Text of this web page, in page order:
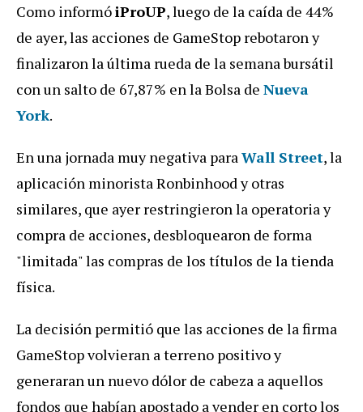
Como informóiProUP, luego de la caída de 44%
de ayer, las acciones de GameStop rebotaron y
finalizaron la última rueda de la semana bursátil
con un salto de 67,87% en la Bolsa de Nueva
York.
En una jornada muy negativa paraWall Street, la
aplicación minorista Ronbinhood y otras
similares, que ayer restringieron la operatoria y
compra de acciones, desbloquearon de forma
"limitada" las compras de los títulos de la tienda
física.
La decisión permitió que las acciones de la firma
GameStop volvieran a terreno positivo y
generaran un nuevo dólor de cabeza a aquellos
fondos que habían apostado a vender en corto los